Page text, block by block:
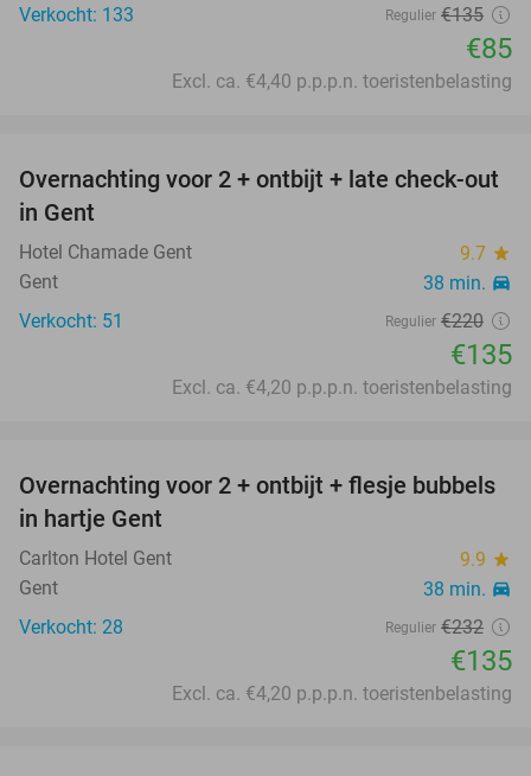
Verkocht: 133 Regulier €135
€85
Excl. ca. €4,40 p.p.p.n. toeristenbelasting
39%
Overnachting voor 2 + ontbijt + late check-out
in Gent
Hotel Chamade Gent 9.7 star
Gent 38 min. directions_car
Verkocht: 51 Regulier €220
€135
Excl. ca. €4,20 p.p.p.n. toeristenbelasting
42%
Overnachting voor 2 + ontbijt + flesje bubbels
in hartje Gent
Carlton Hotel Gent 9.9 star
Gent 38 min. directions_car
Verkocht: 28 Regulier €232
€135
Excl. ca. €4,20 p.p.p.n. toeristenbelasting